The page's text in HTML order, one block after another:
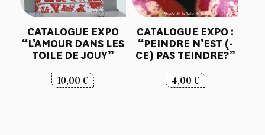
CATALOGUE EXPO
“L’AMOUR DANS LES
TOILE DE JOUY”
10,00€
CATALOGUE EXPO :
“PEINDRE N’EST (-
CE) PAS TEINDRE?”
4,00€